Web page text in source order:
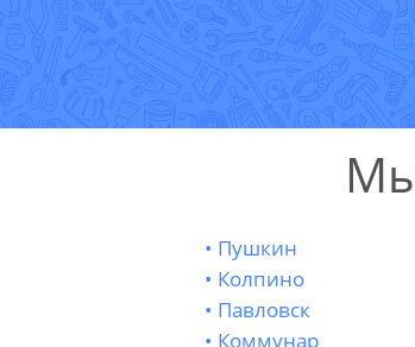
Пушкин
Колпино
Павловск
Коммунар